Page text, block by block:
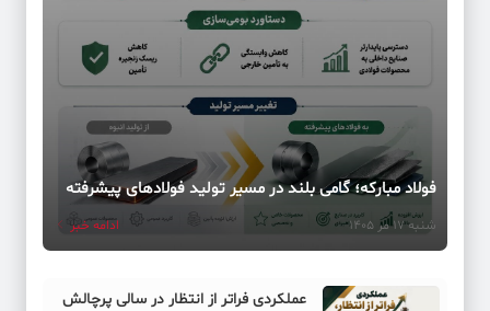
فولاد مبارکه؛ گامی بلند در مسیر تولید فولادهای پیشرفته
شنبه 17 مر 1405 ادامه خبر
عملکردی فراتر از انتظار در سالی پرچالش